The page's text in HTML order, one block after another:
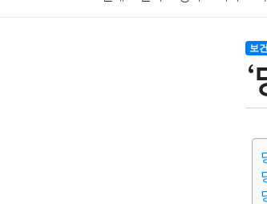
결혼
보건